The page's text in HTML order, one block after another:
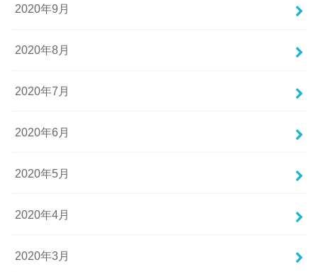
2020年9月
2020年8月
2020年7月
2020年6月
2020年5月
2020年4月
2020年3月